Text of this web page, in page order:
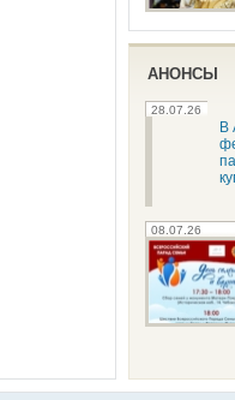
АНОНСЫ
28.07.26
В
08.07.26